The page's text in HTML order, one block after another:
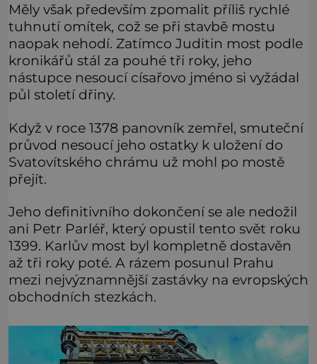
Měly však především zpomalit příliš rychlé
tuhnutí omítek, což se při stavbě mostu
naopak nehodí. Zatímco Juditin most podle
kronikářů stál za pouhé tři roky, jeho
nástupce nesoucí císařovo jméno si vyžádal
půl století dřiny.
Když v roce 1378 panovník zemřel, smuteční
průvod nesoucí jeho ostatky k uložení do
Svatovítského chrámu už mohl po mostě
přejít.
Jeho definitivního dokončení se ale nedožil
ani Petr Parléř, který opustil tento svět roku
1399. Karlův most byl kompletně dostavěn
až tři roky poté. A rázem posunul Prahu
mezi nejvýznamnější zastávky na evropských
obchodních stezkách.